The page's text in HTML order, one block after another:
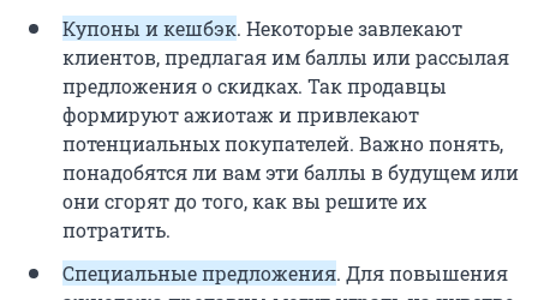
Купоны и кешбэк. Некоторые завлекают
клиентов, предлагая им баллы или рассылая
предложения о скидках. Так продавцы
формируют ажиотаж и привлекают
потенциальных покупателей. Важно понять,
понадобятся ли вам эти баллы в будущем или
они сгорят до того, как вы решите их
потратить.
Специальные предложения. Для повышения